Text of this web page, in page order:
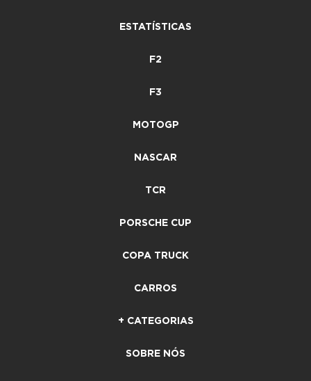
ESTATÍSTICAS
F2
F3
MOTOGP
NASCAR
TCR
PORSCHE CUP
COPA TRUCK
CARROS
+ CATEGORIAS
SOBRE NÓS